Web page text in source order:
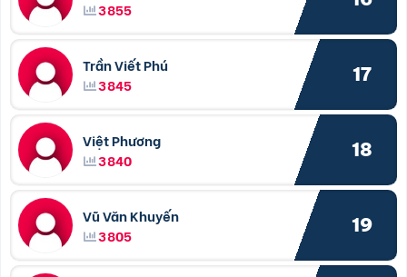
3855
Trần Viết Phú
3845
17
Việt Phương
3840
18
Vũ Văn Khuyến
3805
19